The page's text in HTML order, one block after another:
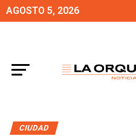
AGOSTO 5, 2026
CIUDAD